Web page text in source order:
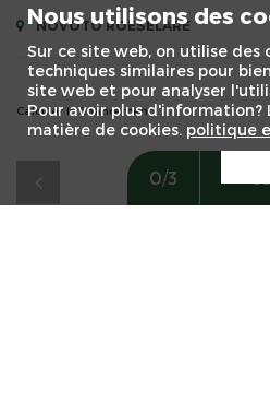
0/3
NOVOTO ROESELARE
Calculer le financement
Nous utilisons des
Sur ce site web, on utilise des
techniques similaires pour
site web et pour analyser
Pour avoir plus
matière de cookies. politique